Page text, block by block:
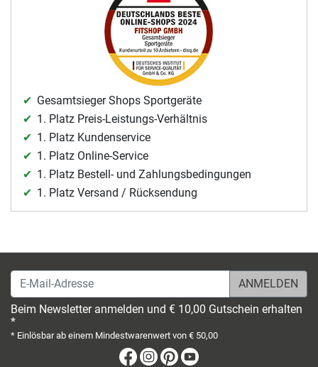
Gesamtsieger Shops Sportgeräte
1. Platz Preis-Leistungs-Verhältnis
1. Platz Kundenservice
1. Platz Online-Service
1. Platz Bestell- und Zahlungsbedingungen
1. Platz Versand / Rücksendung
E-Mail-Adresse
Beim Newsletter anmelden und € 10,00 Gutschein erhalten
*
* Einlösbar ab einem Mindestwarenwert von € 50,00
Facebook
Instagram
Pinterest